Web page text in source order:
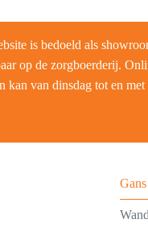
is bedoeld als
op de zorgboerderij.
kan van dinsdag tot en